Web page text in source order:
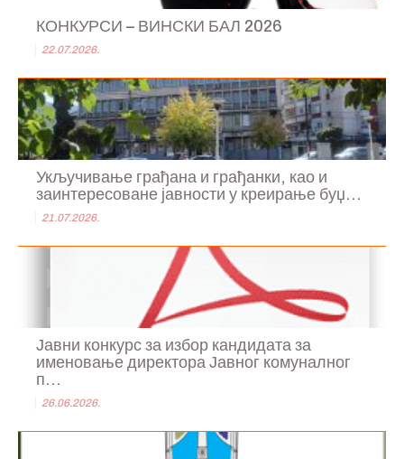
КОНКУРСИ – ВИНСКИ БАЛ 2026
22.07.2026.
Укључивање грађана и грађанки, као и
заинтересоване јавности у креирање буџ...
21.07.2026.
Јавни конкурс за избор кандидата за
именовање директора Јавног комуналног
п...
26.06.2026.